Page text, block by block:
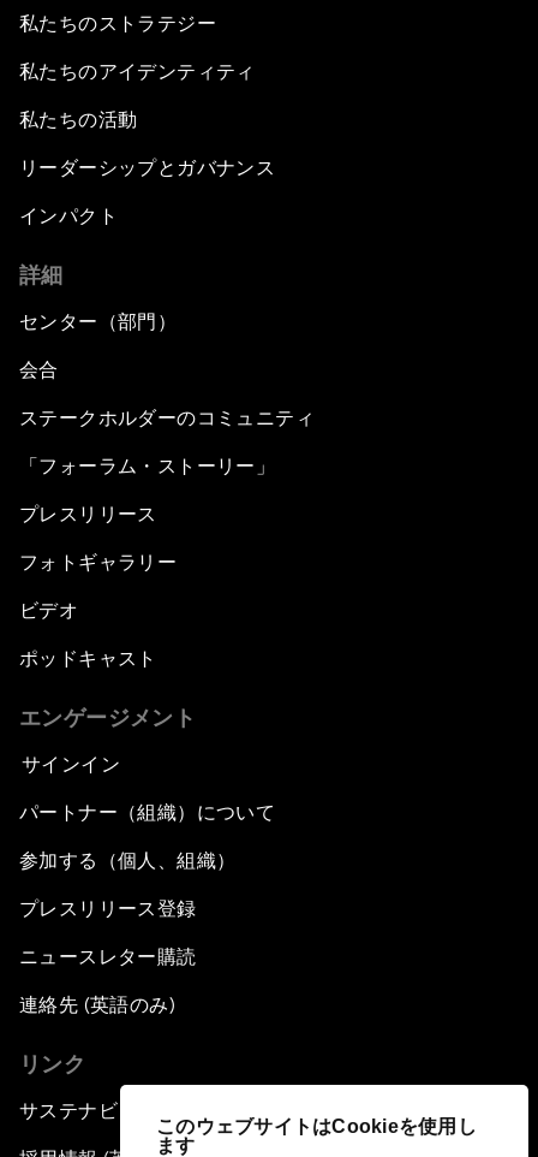
このウェブサイトはCookieを使用し
ます
私たちのストラテジー
私たちのアイデンティティ
私たちの活動
リーダーシップとガバナンス
インパクト
詳細
センター（部門）
会合
ステークホルダーのコミュニティ
「フォーラム・ストーリー」
プレスリリース
フォトギャラリー
ビデオ
ポッドキャスト
エンゲージメント
サインイン
パートナー（組織）について
参加する（個人、組織）
プレスリリース登録
ニュースレター購読
連絡先 (英語のみ)
リンク
サステナビリティへの取り組み